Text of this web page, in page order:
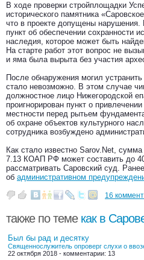
В ходе проверки стройплощадки
исторического памятника
что в проекте допущены
пункт об обеспечении сохранности
наследия, которое может быть
На старте работ этот вопрос не
и яма была вырыта без участия
После обнаружения могил
стало невозможно. В этом случае
должностное лицо Нижегородской
проигнорирован пункт о
местности перед рытьем
об охране объектов культурного
сотрудника возбуждено
Как стало известно Sarov.Net,
7.13 КОАП РФ может составить до
рассматривать Саровский суд.
об административном
16
также по теме как в
Был бы рад и десятку
Священнослужитель опроверг слухи о
22 октября 2018 - комментарии: 13